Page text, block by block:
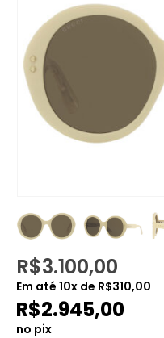
R$3.100,00
Em até 10x de R$310,00
R$2.945,00
no pix